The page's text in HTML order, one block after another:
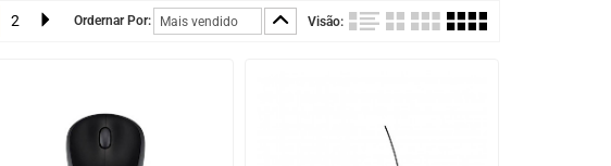
2 Ordernar Por: Visão: